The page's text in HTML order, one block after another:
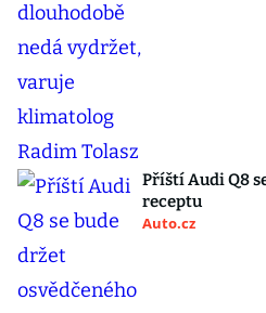
Příští Audi Q8
receptu
Auto.cz